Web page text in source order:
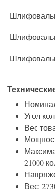
Угол
Вес
21000
Вес: